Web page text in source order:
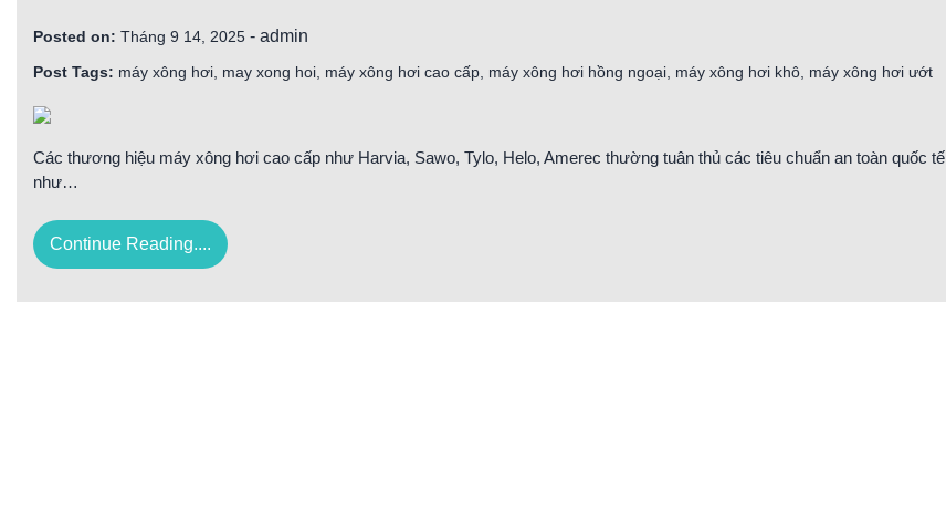
Posted on: Tháng 9 14, 2025 - admin
Post Tags: máy xông hơi may xong hoi máy xông hơi cao cấp máy xông hơi hồng ngoại máy xông hơi khô máy xông hơi ướt
Các thương hiệu máy xông hơi cao cấp như Harvia, Sawo, Tylo, Helo, Amerec thường tuân thủ các tiêu chuẩn an toàn quốc tế
như…
Continue Reading....